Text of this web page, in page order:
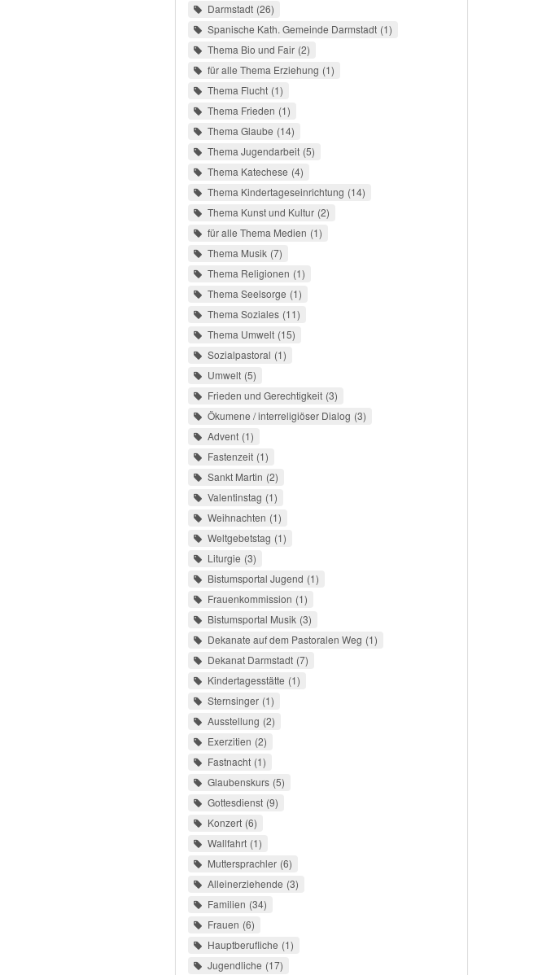
Darmstadt 26
Spanische Kath. Gemeinde Darmstadt 1
Thema Bio und Fair 2
für alle Thema Erziehung 1
Thema Flucht 1
Thema Frieden 1
Thema Glaube 14
Thema Jugendarbeit 5
Thema Katechese 4
Thema Kindertageseinrichtung 14
Thema Kunst und Kultur 2
für alle Thema Medien 1
Thema Musik 7
Thema Religionen 1
Thema Seelsorge 1
Thema Soziales 11
Thema Umwelt 15
Sozialpastoral 1
Umwelt 5
Frieden und Gerechtigkeit 3
Ökumene / interreligiöser Dialog 3
Advent 1
Fastenzeit 1
Sankt Martin 2
Valentinstag 1
Weihnachten 1
Weltgebetstag 1
Liturgie 3
Bistumsportal Jugend 1
Frauenkommission 1
Bistumsportal Musik 3
Dekanate auf dem Pastoralen Weg 1
Dekanat Darmstadt 7
Kindertagesstätte 1
Sternsinger 1
Ausstellung 2
Exerzitien 2
Fastnacht 1
Glaubenskurs 5
Gottesdienst 9
Konzert 6
Wallfahrt 1
Muttersprachler 6
Alleinerziehende 3
Familien 34
Frauen 6
Hauptberufliche 1
Jugendliche 17